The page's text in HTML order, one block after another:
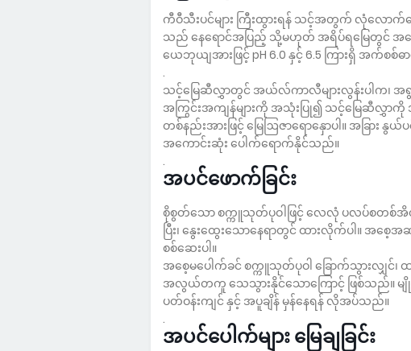
ကီဝီသီးပင်များ ကြီးထွားရန် သင့်အတွက် လုံလောက်သ
သည် နေရောင်အပြည့် သို့မဟုတ် အရိပ်ရမြေတွင် အက
ယေဘုယျအားဖြင့် pH 6.0 နှင့် 6.5 ကြားရှိ အက်
.
သင့်မြေဆီလွှာတွင် အယ်လ်ကာလီများလွန်းပါက၊
အကြွင်းအကျန်များကို အသုံးပြု၍ သင့်မြေဆီလွှ
တစ်နည်းအားဖြင့် မြေဩဇာရောနှောပါ။ အခြား
အကောင်းဆုံး ပေါက်ရောက်နိုင်သည်။
.
အပင်ဖောက်ခြင်း
စိုစွတ်သော စက္ကူသုတ်ပုဝါဖြင့် လေလုံ ပလပ်စတ
ပြီး၊ နွေးထွေးသောနေရာတွင် ထားလိုက်ပါ။ အ
စစ်ဆေးပါ။
အစေ့မပေါက်ခင် စက္ကူသုတ်ပုဝါ ခြောက်သွားလျှင်၊ ထ
အလွယ်တကူ သေသွားနိုင်သောကြောင့် ဖြစ်သည်။ မျို
ပတ်ဝန်းကျင် နှင့် အပူချိန် မှန်နေရန် လိုအပ်သည်။
.
အပင်ပေါက်များ မြေချခြင်း